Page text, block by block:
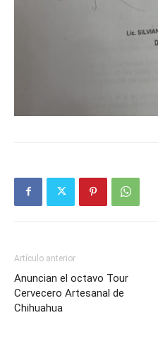
Artículo anterior
Anuncian el octavo Tour
Cervecero Artesanal de
Chihuahua